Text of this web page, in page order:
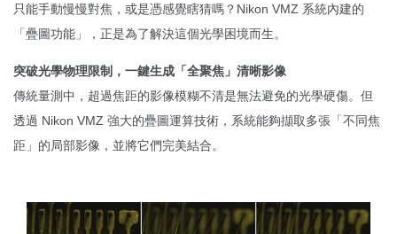
只能手動慢慢對焦，或是憑感覺瞎猜嗎？Nikon VMZ 系統內建的
「疊圖功能」，正是為了解決這個光學困境而生。
突破光學物理限制，一鍵生成「全聚焦」清晰影像
傳統量測中，超過焦距的影像模糊不清是無法避免的光學硬傷。但
透過 Nikon VMZ 強大的疊圖運算技術，系統能夠擷取多張「不同焦
距」的局部影像，並將它們完美結合。